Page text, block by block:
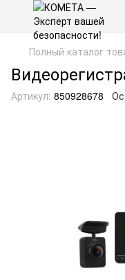
Полный каталог
Артикул: 850928678